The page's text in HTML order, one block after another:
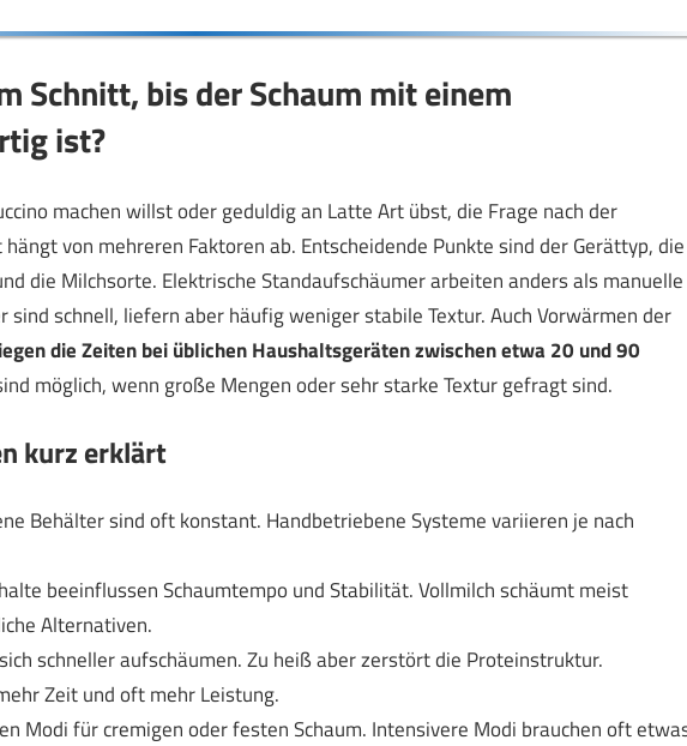
Schnitt, bis der Schaum mit einem
ist?
machen willst oder geduldig an Latte Art übst, die Frage nach der
von mehreren Faktoren ab. Entscheidende Punkte sind der Gerättyp, die
die Milchsorte. Elektrische Standaufschäumer arbeiten anders als manuelle
sind schnell, liefern aber häufig weniger stabile Textur. Auch Vorwärmen der
die Zeiten bei üblichen Haushaltsgeräten zwischen etwa 20 und 90
möglich, wenn große Mengen oder sehr starke Textur gefragt sind.
kurz erklärt
Behälter sind oft konstant. Handbetriebene Systeme variieren je nach
beeinflussen Schaumtempo und Stabilität. Vollmilch schäumt meist
Alternativen.
schneller aufschäumen. Zu heiß aber zerstört die Proteinstruktur.
Zeit und oft mehr Leistung.
Modi für cremigen oder festen Schaum. Intensivere Modi brauchen oft